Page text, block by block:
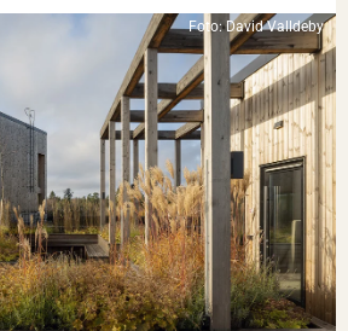
Foto: David Valldeby